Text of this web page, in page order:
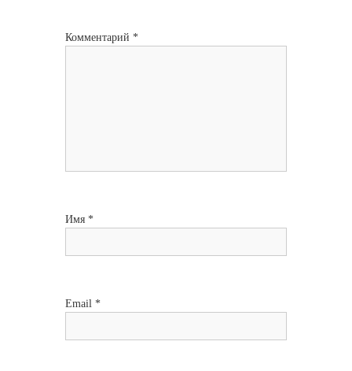
Комментарий*
Имя*
Email*